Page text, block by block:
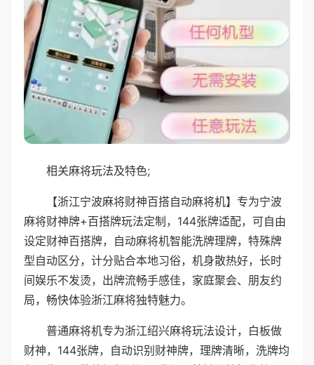
相关麻将玩法及特色;
【浙江宁波麻将财神百搭自动麻将机】专为宁波
麻将财神牌+百搭牌玩法定制，144张牌适配，可自由
设定财神百搭牌，自动麻将机智能洗牌理牌，特殊牌
型自动区分，计分贴合本地习俗，机身散热好，长时
间娱乐不发烫，出牌流畅手感佳，家庭聚会、朋友约
局，畅快体验浙江麻将独特魅力。
普通麻将机专为浙江绍兴麻将玩法设计，白板做
财神，144张牌，自动识别财神牌，理牌清晰，洗牌均